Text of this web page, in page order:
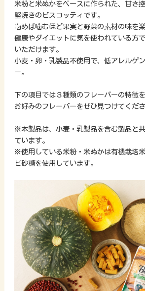
米粉と米ぬかをベースに作られた、甘さ
堅焼きのビスコッティです。
噛めば噛むほど果実と野菜の素材の味を楽
健康やダイエットに気を使われている方
いただけます。
小麦・卵・乳製品不使用で、低アレルゲ
ー。
下の項目では３種類のフレーバーの特徴
お好みのフレーバーをぜひ見つけてくださ
※本製品は、小麦・乳製品を含む製品と
ています。
※使用している米粉・米ぬかは有機栽培
ビ砂糖を使用しています。